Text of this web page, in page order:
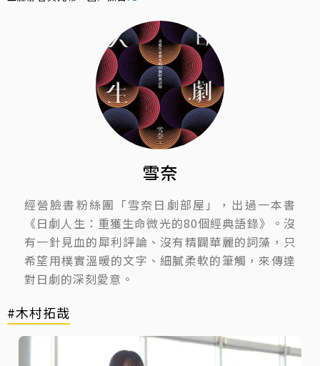
雪奈
經營臉書粉絲團「雪奈日劇部屋」，出過一本書
《日劇人生：重獲生命微光的80個經典語錄》。沒
有一針見血的犀利評論、沒有精闢華麗的詞藻，只
希望用樸實溫暖的文字、細膩柔軟的筆觸，來傳達
對日劇的深刻愛意。
#木村拓哉